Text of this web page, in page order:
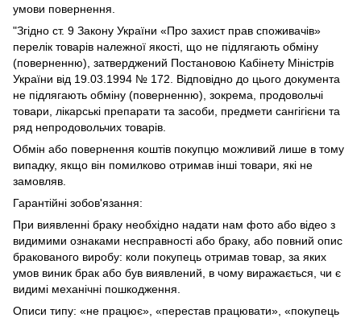
умови повернення.
"Згідно ст. 9 Закону України «Про захист прав споживачів»
перелік товарів належної якості, що не підлягають обміну
(поверненню), затверджений Постановою Кабінету Міністрів
України від 19.03.1994 № 172. Відповідно до цього документа
не підлягають обміну (поверненню), зокрема, продовольчі
товари, лікарські препарати та засоби, предмети сангігієни та
ряд непродовольчих товарів.
Обмін або повернення коштів покупцю можливий лише в тому
випадку, якщо він помилково отримав інші товари, які не
замовляв.
Гарантійні зобов'язання:
При виявленні браку необхідно надати нам фото або відео з
видимими ознаками несправності або браку, або повний опис
бракованого виробу: коли покупець отримав товар, за яких
умов виник брак або був виявлений, в чому виражається, чи є
видимі механічні пошкодження.
Описи типу: «не працює», «перестав працювати», «покупець